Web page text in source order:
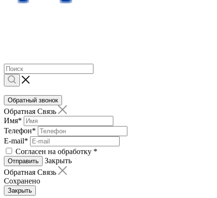
Обратный звонок
Обратная Связь
Имя*
Телефон*
E-mail*
Согласен на обработку *
Отправить
Закрыть
Обратная Связь
Сохранено
Закрыть